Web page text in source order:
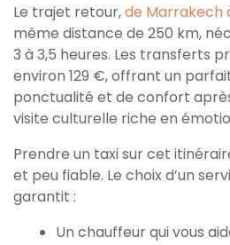
Le trajet retour,de Marrakech
même distance de 250 km,
3 à 3,5 heures. Les transferts
environ 129 €, offrant un
ponctualité et de confort
visite culturelle riche en
Prendre un taxi sur cet
et peu fiable. Le choix d’un
garantit :
Un chauffeur qui vous